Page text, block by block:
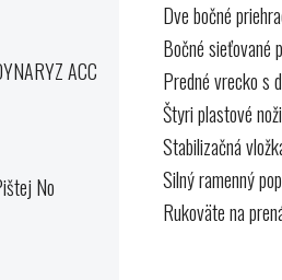
ACC
No
Dve bočné
Bočné sieťované
Predné vrecko s
Štyri plastové
Stabilizačná
Silný ramenný
Rukoväte na